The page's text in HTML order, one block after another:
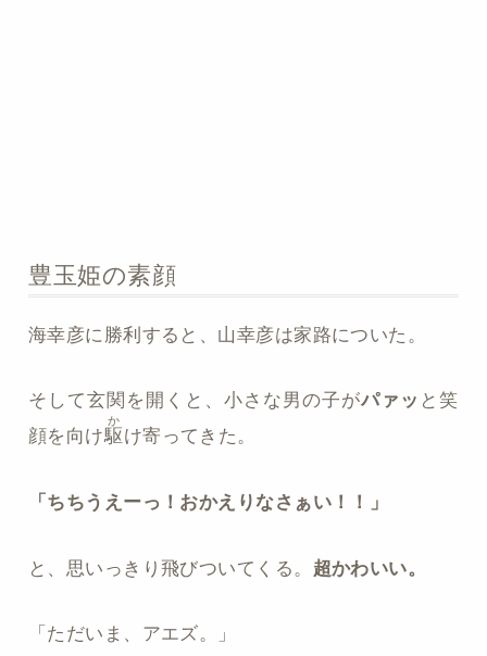
豊玉姫の素顔
海幸彦に勝利すると、山幸彦は家路についた。
そして玄関を開くと、小さな男の子がパァッ と笑
顔を向け駆
か
け寄ってきた。
「ちちうえーっ！おかえりなさぁい！！」
と、思いっきり飛びついてくる。 超かわいい。
「ただいま、アエズ。」